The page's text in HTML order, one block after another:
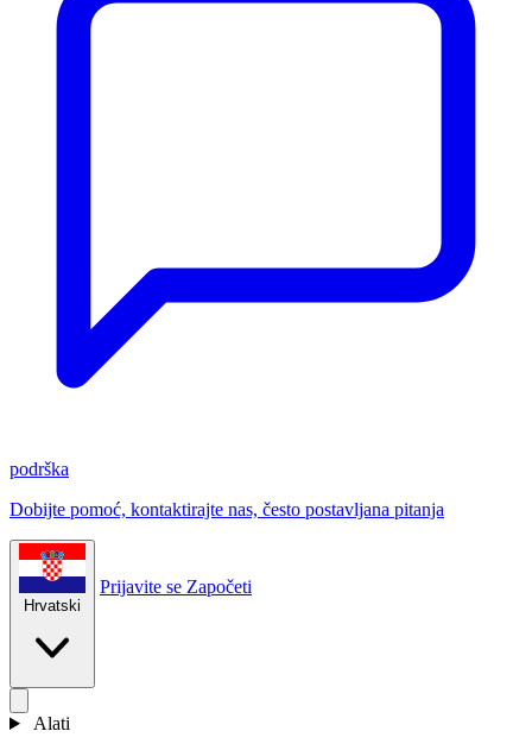
podrška
Dobijte pomoć, kontaktirajte nas, često postavljana pitanja
Hrvatski
Prijavite se Započeti
Alati